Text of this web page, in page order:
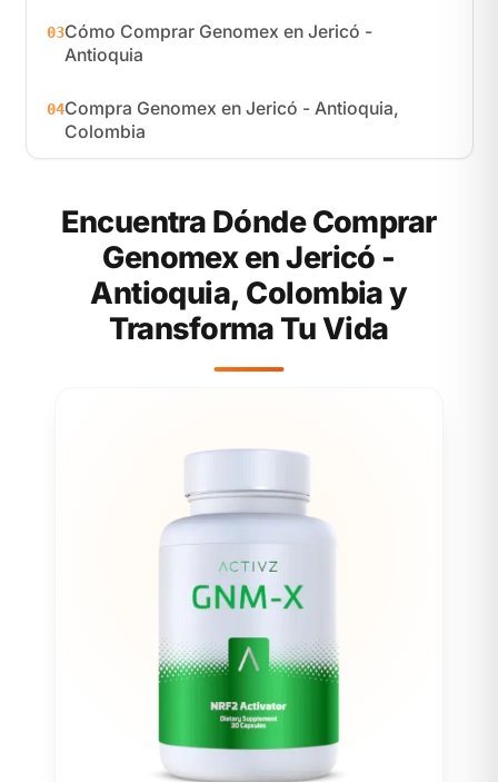
03Cómo Comprar Genomex en Jericó -
Antioquia
04Compra Genomex en Jericó - Antioquia,
Colombia
Encuentra Dónde Comprar
Genomex en Jericó -
Antioquia, Colombia y
Transforma Tu Vida